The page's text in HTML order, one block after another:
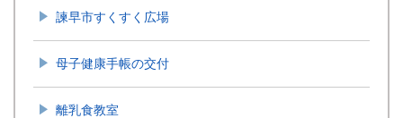
諫早市すくすく広場
母子健康手帳の交付
離乳食教室